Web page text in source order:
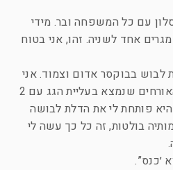
עם כל המשפחה ובר. מידי
אחד לשניה. זהו, אני בטוח
לבוש בבוקסר אדום וצמוד. אני
ניגש ומתקתק בדלת חדר האורחים שנמצא בעליית הגג עם 2
היא פותחת לי את הדלת לבושה
בולטות, זה כל כך עשה לי
׳כנס”.